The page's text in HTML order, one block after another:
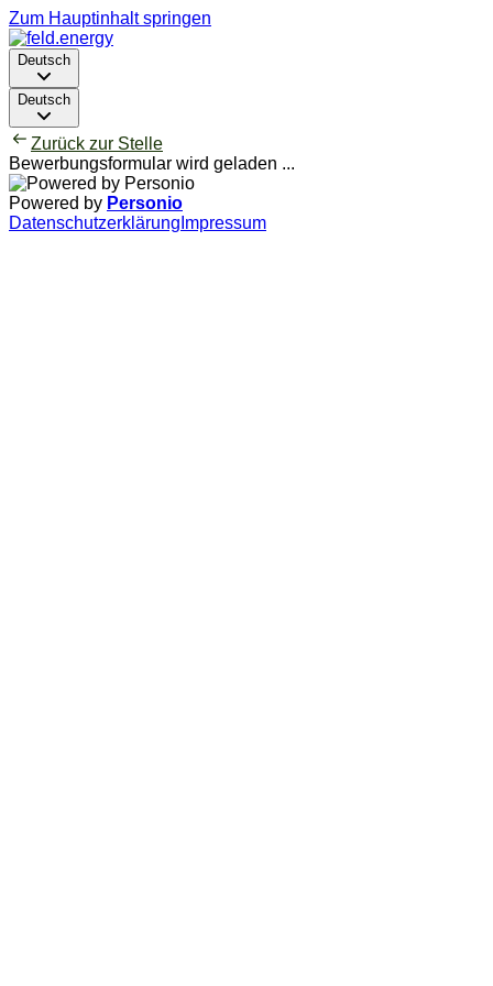
Zum Hauptinhalt springen
Deutsch
Deutsch
Zurück zur Stelle
Bewerbungsformular wird geladen ...
Powered by Personio
Datenschutzerklärung Impressum